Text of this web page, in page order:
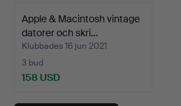
Apple & Macintosh vintage
datorer och skri…
Klubbades 16 jun 2021
3 bud
158 USD